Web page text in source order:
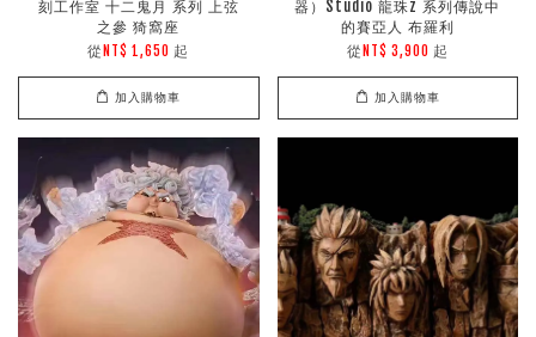
刻工作室 十二鬼月 系列 上弦
之參 猗窩座
從NT$ 1,650 起
加入購物車
器）Studio 龍珠z 系列傳說中
的賽亞人 布羅利
從 NT$ 3,900 起
加入購物車